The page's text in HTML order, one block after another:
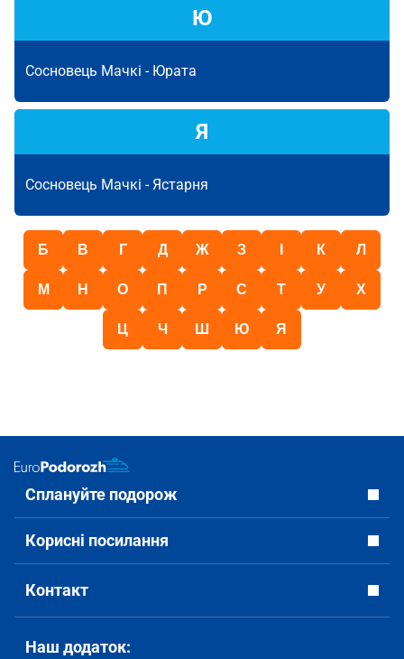
Ю
Сосновець Мачкі - Юрата
Я
Сосновець Мачкі - Ястарня
Б В Г Д Ж З К Л
М Н О П Р С Т У Х
Ц Ч Ш Ю Я
Сплануйте подорож
Корисні посилання
Контакт
Наш додаток: